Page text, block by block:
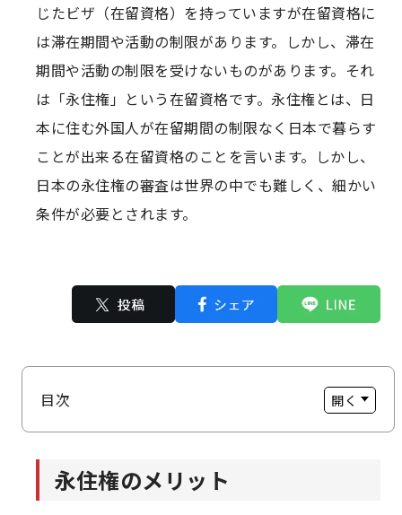
じたビザ（在留資格）を持っていますが在留資格に
は滞在期間や活動の制限があります。しかし、滞在
期間や活動の制限を受けないものがあります。それ
は「永住権」という在留資格です。永住権とは、日
本に住む外国人が在留期間の制限なく日本で暮らす
ことが出来る在留資格のことを言います。しかし、
日本の永住権の審査は世界の中でも難しく、細かい
条件が必要とされます。
目次
永住権のメリット
永住権を取得するための3つの条件
永住権のメリット